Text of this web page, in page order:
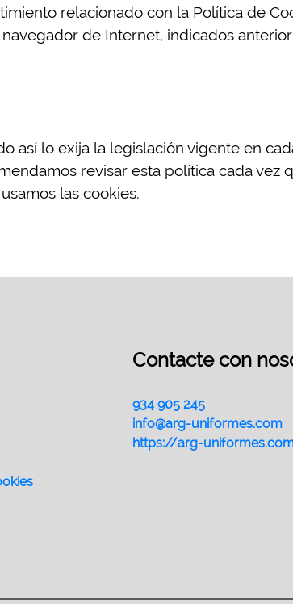
relacionado con la Política de
de Internet, indicados
así lo exija la legislación vigente en
revisar esta política cada
las cookies.
Contacte con
934 905 245
info@arg-uniformes.com
https://arg-